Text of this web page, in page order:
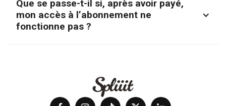
profil ou d’un compte séparé. Vos favoris, historiques
et préférences restent uniquement à vous dans la
grande majorité des cas, comme si personne d’autre
Que se passe-t-il si, après avoir payé,
mon accès à l’abonnement ne
fonctionne pas ?